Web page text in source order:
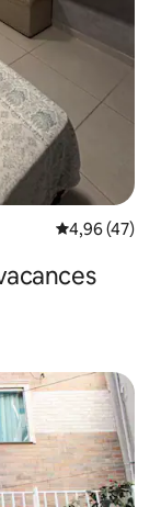
Évaluation
4,96 (47)